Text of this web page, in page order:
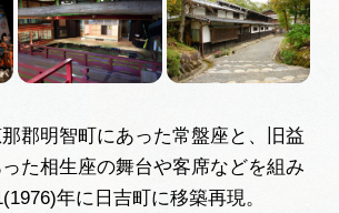
トライブラリー
お問い合わせ
郡明智町にあった常盤座と、旧益
た相生座の舞台や客席などを組み
年に日吉町に移築再現。